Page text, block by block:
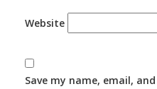
Website
Save my name, email,